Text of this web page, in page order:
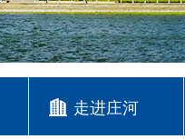
走进庄河